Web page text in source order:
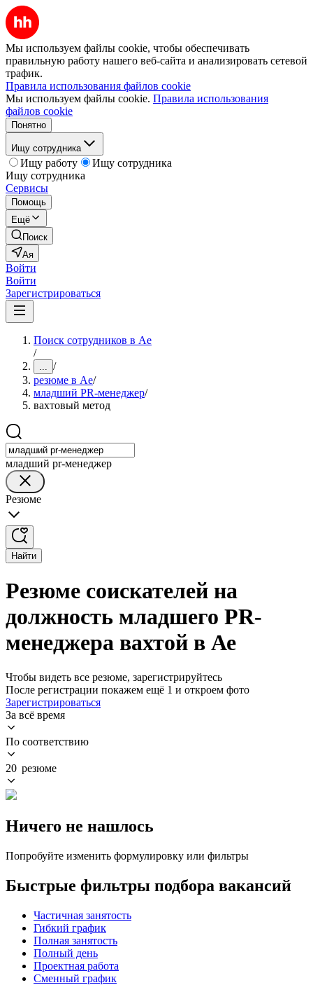
Мы используем файлы cookie, чтобы обеспечивать
правильную работу нашего веб-сайта и анализировать сетевой
трафик.
Правила использования файлов cookie
Мы используем файлы cookie. Правила использования
файлов cookie
Понятно
Ищу сотрудника
Ищу работу
Ищу сотрудника
Ищу сотрудника
Сервисы
Помощь
Ещё
Поиск
Ая
Войти
Войти
Зарегистрироваться
Поиск сотрудников в Ае
/
... /
резюме в Ае/
младший PR-менеджер/
вахтовый метод
младший pr-менеджер
Резюме
Найти
Резюме соискателей на
должность младшего PR-
менеджера вахтой в Ае
Чтобы видеть все резюме, зарегистрируйтесь
После регистрации покажем ещё 1 и откроем фото
Зарегистрироваться
За всё время
По соответствию
20 резюме
Ничего не нашлось
Попробуйте изменить формулировку или фильтры
Быстрые фильтры подбора вакансий
Частичная занятость
Гибкий график
Полная занятость
Полный день
Проектная работа
Сменный график